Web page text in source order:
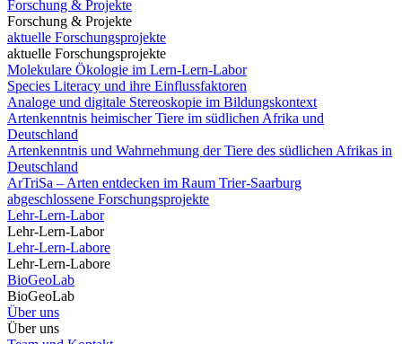
Forschung & Projekte
Forschung & Projekte
aktuelle Forschungsprojekte
aktuelle Forschungsprojekte
Molekulare Ökologie im Lern-Lern-Labor
Species Literacy und ihre Einflussfaktoren
Analoge und digitale Stereoskopie im Bildungskontext
Artenkenntnis heimischer Tiere im südlichen Afrika und
Deutschland
Artenkenntnis und Wahrnehmung der Tiere des südlichen Afrikas in
Deutschland
ArTriSa – Arten entdecken im Raum Trier-Saarburg
abgeschlossene Forschungsprojekte
Lehr-Lern-Labor
Lehr-Lern-Labor
Lehr-Lern-Labore
Lehr-Lern-Labore
BioGeoLab
BioGeoLab
Über uns
Über uns